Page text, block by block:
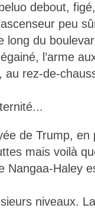
debout,
peu
long du
l’arme
au rez-de-
de Trump, en
mais voilà
Nangaa-Haley
niveaux.